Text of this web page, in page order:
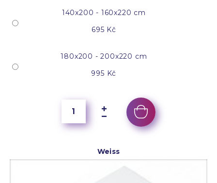
140x200 - 160x220 cm
695 Kč
180x200 - 200x220 cm
995 Kč
Weiss